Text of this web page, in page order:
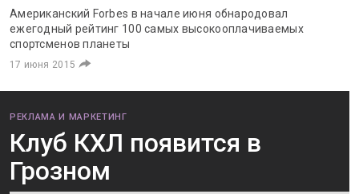
Американский Forbes в начале июня обнародовал
ежегодный рейтинг 100 самых высокооплачиваемых
спортсменов планеты
17 июня 2015
РЕКЛАМА И МАРКЕТИНГ
Клуб КХЛ появится в
Грозном